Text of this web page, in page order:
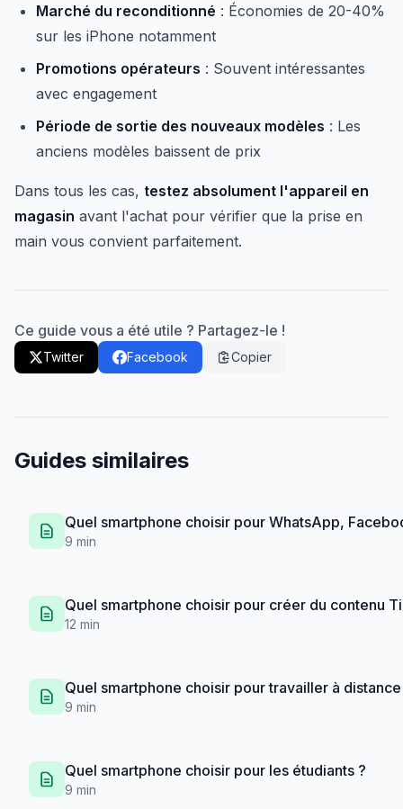
Marché du reconditionné : Économies de 20-40%
sur les iPhone notamment
Promotions opérateurs : Souvent intéressantes
avec engagement
Période de sortie des nouveaux modèles : Les
anciens modèles baissent de prix
Dans tous les cas, testez absolument l'appareil en
magasin avant l'achat pour vérifier que la prise en
main vous convient parfaitement.
Ce guide vous a été utile ? Partagez-le !
Twitter Facebook Copier
Guides similaires
Quel smartphone choisir pour WhatsApp,
9 min
Quel smartphone choisir pour créer du contenu
12 min
Quel smartphone choisir pour travailler à
9 min
Quel smartphone choisir pour les étudiants ?
9 min